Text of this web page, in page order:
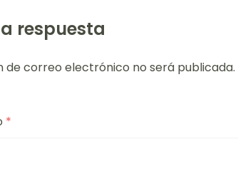
respuesta
de correo electrónico no será publicada.
*